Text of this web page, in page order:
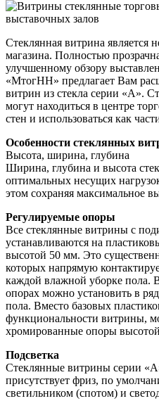
Стеклянная витрина является
магазина. Полностью
улучшенному обзору
«МтогНН» предлагает Вам
витрин из стекла серии «А».
могут находиться в центре
стен и использоваться как
Особенности стеклянных
Высота, ширина, глубина
Ширина, глубина и высота
оптимальных несущих
этом сохраняя максимальное
Регулируемые опоры
Все стеклянные витрины с
устанавливаются на
высотой 50 мм. Это
которых напрямую
каждой влажной уборке пола.
опорах можно установить в
пола. Вместо базовых
функциональности витрины,
хромированные опоры
Подсветка
Стеклянные витрины серии
присутствует фриз, по
светильником (спотом) и